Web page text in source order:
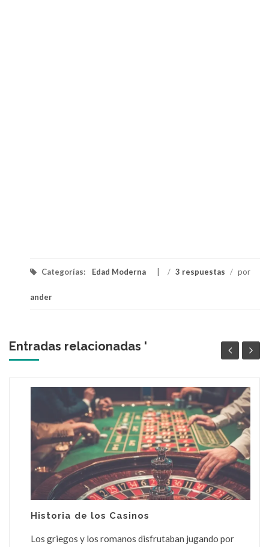
Categorías: Edad Moderna / 3 respuestas / por
ander
Entradas relacionadas '
Historia de los Casinos
Los griegos y los romanos disfrutaban jugando por